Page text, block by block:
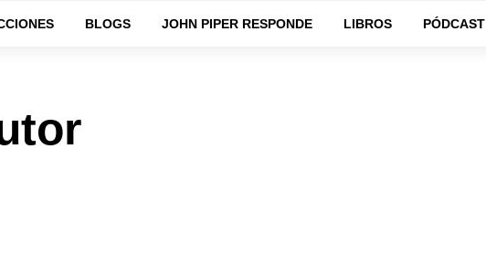
BLOGS JOHN PIPER RESPONDE LIBROS PÓDCAST